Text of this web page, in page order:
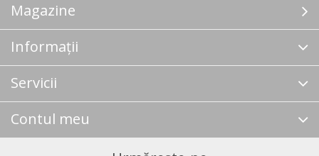
Magazine
Informații
Servicii
Contul meu